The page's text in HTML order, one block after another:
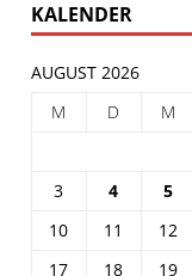
KALENDER
AUGUST 2026
M
D M
3
4 5
10
11 12
17
18 19